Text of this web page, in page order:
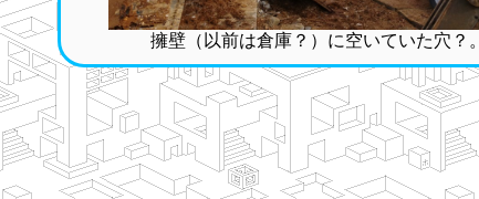
擁壁（以前は倉庫？）に空いていた穴？。